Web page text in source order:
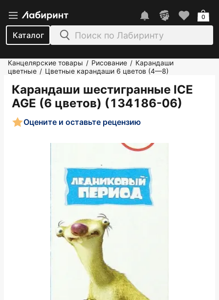
Каталог
0
Канцелярские товары / Рисование / Карандаши
цветные / Цветные карандаши 6 цветов (4—8)
Карандаши шестигранные ICE
AGE (6 цветов) (134186-06)
Оцените и оставьте рецензию